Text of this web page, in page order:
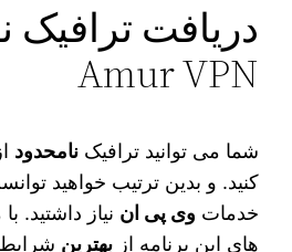
دریافت ترافیک
Amur VPN
شما می‌ توانید ترافیکنامحدود
کنید. و بدین ترتیب خواهید
خدمات وی پی ان نیاز
های این برنامه ازبهترین